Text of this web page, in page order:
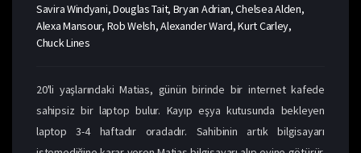
Savira Windyani, Douglas Tait, Bryan Adrian, Chelsea Alden,
Alexa Mansour, Rob Welsh, Alexander Ward, Kurt Carley,
Chuck Lines
20'li yaşlarındaki Matias, günün birinde bir internet kafede
sahipsiz bir laptop bulur. Kayıp eşya kutusunda bekleyen
laptop 3-4 haftadır oradadır. Sahibinin artık bilgisayarı